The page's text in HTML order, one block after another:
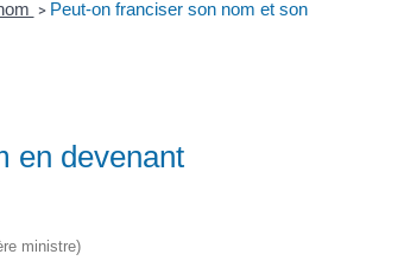
> Peut-on franciser son nom et son
en devenant
ministre)